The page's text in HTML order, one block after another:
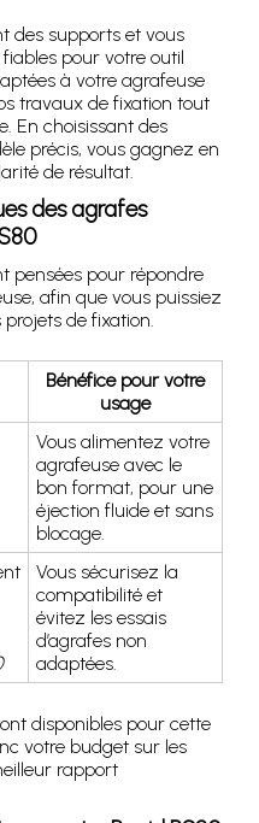
des supports et vous
pour votre outil
à votre agrafeuse
travaux de fixation tout
En choisissant des
précis, vous gagnez en
de résultat.
des agrafes
pensées pour répondre
afin que vous puissiez
de fixation.
Bénéfice pour votre
usage
Vous alimentez votre
agrafeuse avec le
bon format, pour une
éjection fluide et sans
blocage.
Vous sécurisez la
compatibilité et
évitez les essais
d’agrafes non
adaptées.
disponibles pour cette
votre budget sur les
rapport